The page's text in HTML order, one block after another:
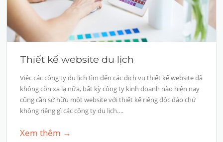
Thiết kế website du lịch
Việc các công ty du lịch tìm đến các dịch vụ thiết kế website đã
không còn xa lạ nữa, bất kỳ công ty kinh doanh nào hiện nay
cũng cần sở hữu một website với thiết kế riêng độc đáo chứ
không riêng gì các công ty du lịch….
Xem thêm →